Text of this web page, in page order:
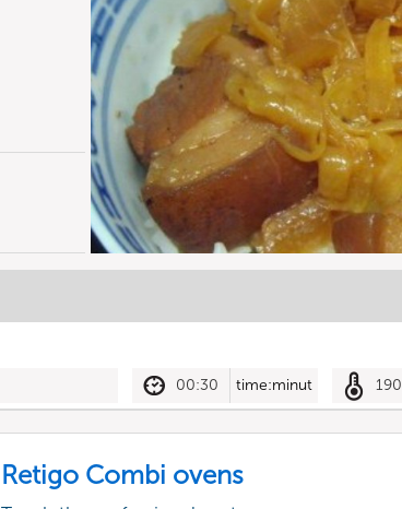
00:30 time:minut 190
Retigo Combi ovens